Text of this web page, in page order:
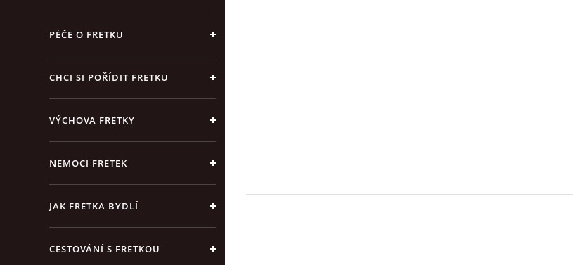
PÉČE O FRETKU
CHCI SI POŘÍDIT FRETKU
VÝCHOVA FRETKY
NEMOCI FRETEK
JAK FRETKA BYDLÍ
CESTOVÁNÍ S FRETKOU